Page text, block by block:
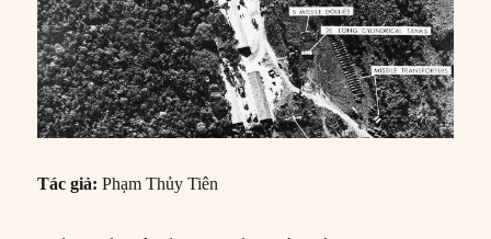
Tác giả: Phạm Thủy Tiên